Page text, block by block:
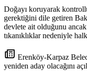
Doğayı koruyarak
gerektiğini dile getiren
devlete ait olduğunu
tıkanıklıklarnedeniyle
Erenköy-Karpaz
yeniden aday olacağını